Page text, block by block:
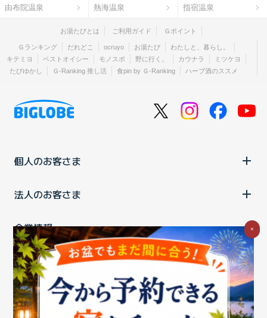
由布院温泉 熱海温泉 指宿温泉
お湯たびとは ご利用ガイド Ｇポイント
Ｇランキング だれどこ ocruyo お湯たび
わたしと、暮らし。
キテミヨ
ベストオイシー モノスポ 野に行く。 カウナラ
ミツケヨ
たびゆかし
Ｇ-Ranking 推し活 食pin by Ｇ-Ranking ハーブ酒のススメ
個人のお客さま
法人のお客さま
企業情報
ご利用中の方
お問い合わせ消費税の表示 ウェブアクセシビリティの取り組み
個人情報保護ポリシープライバシーポータル
Cookieポリシー
×